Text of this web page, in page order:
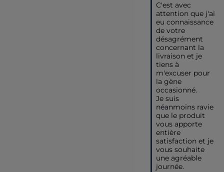
C'est avec
attention que j'ai
eu connaissance
de votre
désagrément
concernant la
livraison et je
tiens à
m'excuser pour
la gène
occasionné.
Je suis
néanmoins ravie
que le produit
vous apporte
entière
satisfaction et je
vous souhaite
une agréable
journée.